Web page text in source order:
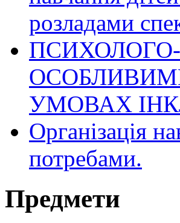
розладами
УМОВАХ
Організація
потребами.
Предмети